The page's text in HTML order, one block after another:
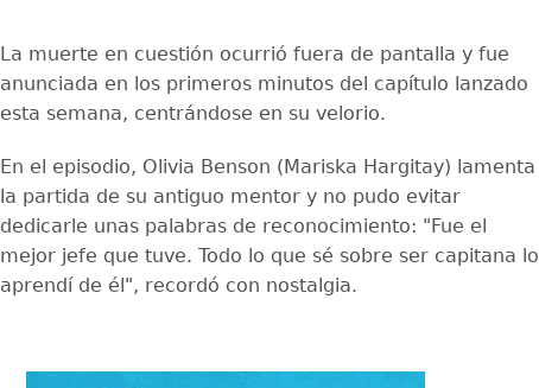
La muerte en cuestión ocurrió fuera de pantalla y fue
anunciada en los primeros minutos del capítulo lanzado
esta semana, centrándose en su velorio.
En el episodio, Olivia Benson (Mariska Hargitay) lamenta
la partida de su antiguo mentor y no pudo evitar
dedicarle unas palabras de reconocimiento: "Fue el
mejor jefe que tuve. Todo lo que sé sobre ser capitana lo
aprendí de él", recordó con nostalgia.